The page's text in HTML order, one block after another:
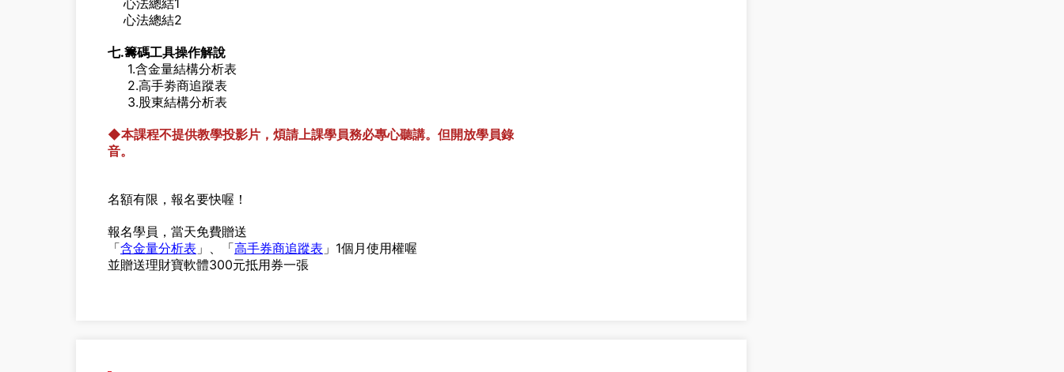
心法總結1
心法總結2
七.籌碼工具操作解說
1.含金量結構分析表
2.高手劵商追蹤表
3.股東結構分析表
◆本課程不提供教學投影片，煩請上課學員務必專心聽講。但開放學員錄
音。
名額有限，報名要快喔！
報名學員，當天免費贈送
「含金量分析表 」、「高手券商追蹤表 」1個月使用權喔
並贈送理財寶軟體300元抵用券一張